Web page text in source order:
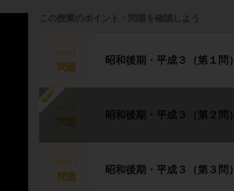
この授業のポイント・問題を確認しよう
step1
問題
昭和後期・平成３（第１問）
勉強中
問題
昭和後期・平成３（第２問）
step3
問題
昭和後期・平成３（第３問）